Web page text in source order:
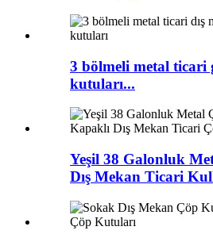
3 bölmeli metal ticari
kutuları...
Yeşil 38 Galonluk
Dış Mekan Ticari